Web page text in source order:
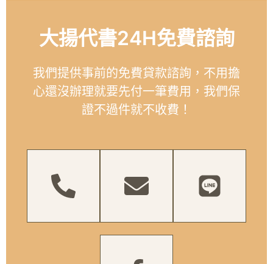
大揚代書24H免費諮詢
我們提供事前的免費貸款諮詢，不用擔
心還沒辦理就要先付一筆費用，我們保
證不過件就不收費！